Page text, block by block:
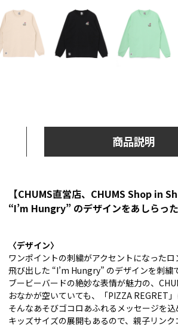
商品説明
【CHUMS直営店、CHUMS Shop in
“I’m Hungry” のデザインをあしらっ
〈デザイン〉
ワンポイントの刺繍がアクセントになった
飛び出した “I’m Hungry” のデザインを刺繍
ブービーバードの絶妙な表情が魅力の、
おなかが空いていても、「PIZZA REGRET」
そんなあそびゴコロあふれるメッセージを込
キッズサイズの展開もあるので、親子リン